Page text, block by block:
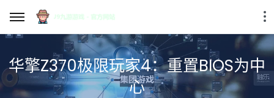
华擎Z370极限玩家4：重置BIOS为中
心